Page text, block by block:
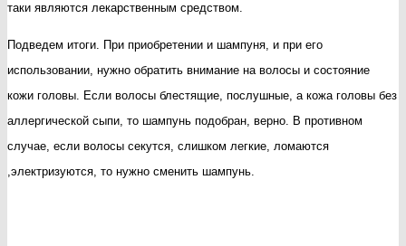
таки являются лекарственным средством.
Подведем итоги. При приобретении и шампуня, и при его
использовании, нужно обратить внимание на волосы и состояние
кожи головы. Если волосы блестящие, послушные, а кожа головы без
аллергической сыпи, то шампунь подобран, верно. В противном
случае, если волосы секутся, слишком легкие, ломаются
,электризуются, то нужно сменить шампунь.